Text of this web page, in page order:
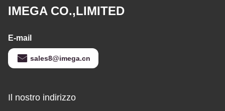
IMEGA CO.,LIMITED
E-mail
sales8@imega.cn
Il nostro indirizzo